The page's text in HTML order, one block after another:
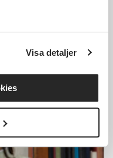
Visa detaljer
lör 2026-10-24